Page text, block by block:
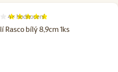
Rasco bílý 8,9cm 1ks
95%, počet hodnocení: 4
4× hodnocení